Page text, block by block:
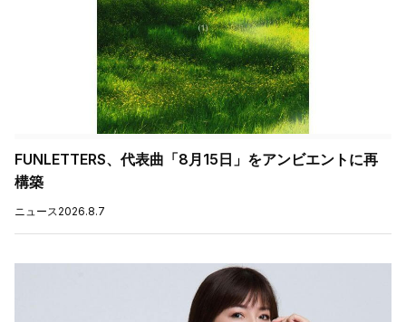
FUNLETTERS、代表曲「8月15日」をアンビエントに再
構築
ニュース2026.8.7